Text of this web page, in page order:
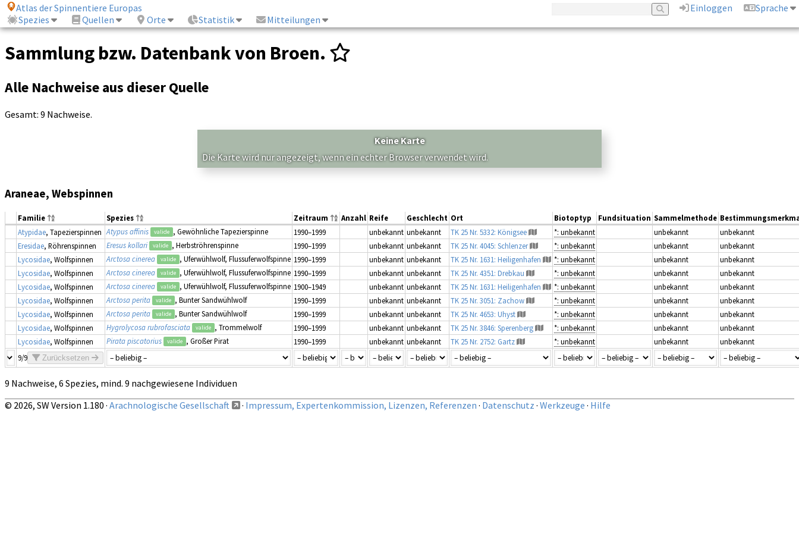
Atlas der Spinnentiere Europas Einloggen
Sprache
Spezies
Quellen Orte Statistik Mitteilungen
Sammlung bzw. Datenbank von Broen.
Alle Nachweise aus dieser Quelle
Gesamt: 9 Nachweise.
Keine Karte
Die Karte wird nur angezeigt, wenn ein echter Browser verwendet wird.
Araneae, Webspinnen
Familie Spezies Zeitraum Anzahl Reife Geschlecht Ort Biotoptyp Fundsituation Sammelmethode
Atypidae, Tapezierspinnen Atypus affinis valide , Gewöhnliche Tapezierspinne 1990–1999 unbekannt unbekannt TK 25 Nr. 5332: Königsee *: unbekannt unbekannt
unbekannt
Eresidae, Röhrenspinnen Eresus kollari valide , Herbströhrenspinne 1990–1999 unbekannt unbekannt TK 25 Nr. 4045: Schlenzer *: unbekannt unbekannt
unbekannt
Lycosidae, Wolfspinnen Arctosa cinerea valide , Uferwühlwolf, Flussuferwolfspinne 1990–1999 unbekannt unbekannt TK 25 Nr. 1631: Heiligenhafen *: unbekannt unbekannt
unbekannt
Lycosidae, Wolfspinnen Arctosa cinerea valide , Uferwühlwolf, Flussuferwolfspinne 1990–1999 unbekannt unbekannt TK 25 Nr. 4351: Drebkau *: unbekannt unbekannt
unbekannt
Lycosidae, Wolfspinnen Arctosa cinerea valide , Uferwühlwolf, Flussuferwolfspinne 1900–1949 unbekannt unbekannt TK 25 Nr. 1631: Heiligenhafen *: unbekannt unbekannt
unbekannt
Lycosidae, Wolfspinnen Arctosa perita valide , Bunter Sandwühlwolf 1990–1999 unbekannt unbekannt TK 25 Nr. 3051: Zachow *: unbekannt unbekannt
unbekannt
Lycosidae, Wolfspinnen Arctosa perita valide , Bunter Sandwühlwolf 1990–1999 unbekannt unbekannt TK 25 Nr. 4653: Uhyst *: unbekannt unbekannt
unbekannt
Lycosidae, Wolfspinnen Hygrolycosa rubrofasciata valide , Trommelwolf 1990–1999 unbekannt unbekannt TK 25 Nr. 3846: Sperenberg *: unbekannt unbekannt
unbekannt
Lycosidae, Wolfspinnen Pirata piscatorius valide , Großer Pirat 1990–1999 unbekannt unbekannt TK 25 Nr. 2752: Gartz *: unbekannt unbekannt
unbekannt
9/9
Zurücksetzen
9 Nachweise, 6 Spezies, mind. 9 nachgewiesene Individuen
© 2026, SW Version 1.180 · Arachnologische Gesellschaft · Impressum, Expertenkommission, Lizenzen, Referenzen · Datenschutz · Werkzeuge · Hilfe